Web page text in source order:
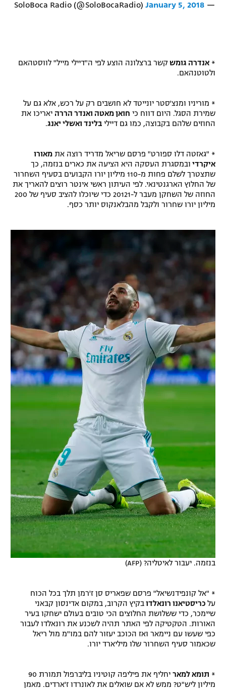
— SoloBoca Radio (@SoloBocaRadio)
January 5, 2018
* אנדרה גומשקשר ברצלונה הוצע לפי ה"דיילי מייל" לווסטהאם
ולטוטנהאם.
* מוריניו ומנצ'סטר יונייטד לא חושבים רק על רכש, אלא גם על
שמירת הסגל. היום דווח כי חואן מאטה ואנדר הררה יאריכו את
החוזים שלהם בקבוצה, כמו גם דיילי בלינד ואשלי יאנג.
* "גאזטה דלו ספורט" פרסם שריאל מדריד רוצה את מאורו
איקרדי ובמסגרת העסקה היא הציעה את כארים בנזמה, כך
שתצטרך לשלם פחות מ-110 מיליון יורו הקבועים בסעיף השחרור
של החלוץ הארגנטינאי. לפי העיתון ראשי אינטר רוצים להאריך את
החוזה של השחקן מעבר ל-20121 כדי שיוכלו להציב סעיף של 200
מיליון יורו שחרור ולקבל מהבלאנקוס יותר כסף.
בנזמה. יעבור לאיטליה? (AFP)
* "אל קונפידנשיאל" פרסם שפאריס סן ז'רמן תלך בכל הכוח
על כריסטיאנו רונאלדובקיץ הקרוב, במקום אדינסון קבאני
שיימכר, כדי ששלושת החלוצים הכי טובים בעולם ישחקו בעיר
האורות. הטקטיקה לפי האתר תהיה לשכנע את רונאלדו לעבור
כפי שעשו עם ניימאר ואז הכוכב יעזור להם במו"מ מול ריאל
שכאמור סעיף השחרור שלו מיליארד יורו.
* תומא למאר
יחליף את פיליפה קוטיניו בליברפול תמורת 90
מיליון ליש"ט? ממש לא אם שואלים את לאונרדו ז'ארדים. מאמן